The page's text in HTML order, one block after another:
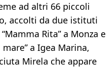
ad altri 66 piccoli
accolti da due istituti
Rita” a Monza e
a Igea Marina,
Mirela che appare